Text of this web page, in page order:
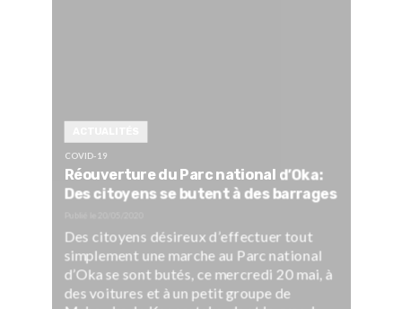
COVID-19
Réouverture du Parc national d’Oka:
Des citoyens se butent à des barrages
Des citoyens désireux d’effectuer tout
simplement une marche au Parc national
d’Oka se sont butés, ce mercredi 20 mai, à
des voitures et à un petit groupe de